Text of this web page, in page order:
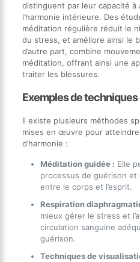
distinguent par leur capacité à
l’harmonie intérieure. Des
méditation régulière réduit le
du stress, et améliore ainsi le
d’autre part, combine
méditation, offrant ainsi une
traiter les blessures.
Exemples de
Il existe plusieurs méthodes
mises en œuvre pour
d’harmonie :
Méditation guidée : Elle
processus de guérison
entre le corps et l’esprit.
Respiration
mieux gérer le stress et
circulation sanguine
guérison.
Techniques de